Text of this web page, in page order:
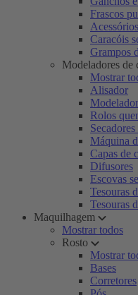
Frascos
Acessórios
Caracóis
Grampos
Modeladores de
Mostrar
Alisador
Rolos
Máquina
Capas de
Difusores
Escovas
Tesouras
Tesouras
Maquilhagem
Mostrar todos
Rosto
Mostrar
Bases
Corretores